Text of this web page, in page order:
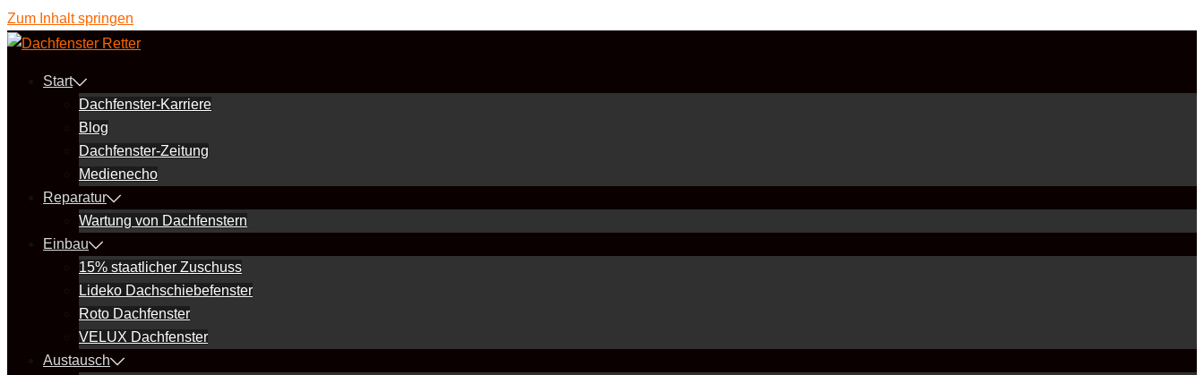
Zum Inhalt springen
Start
Dachfenster-Karriere
Blog
Dachfenster-Zeitung
Medienecho
Reparatur
Wartung von Dachfenstern
Einbau
15% staatlicher Zuschuss
Lideko Dachschiebefenster
Roto Dachfenster
VELUX Dachfenster
Austausch